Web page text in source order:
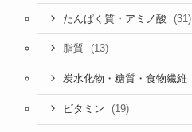
たんぱく質・アミノ酸 (31)
脂質 (13)
炭水化物・糖質・食物繊維
ビタミン (19)